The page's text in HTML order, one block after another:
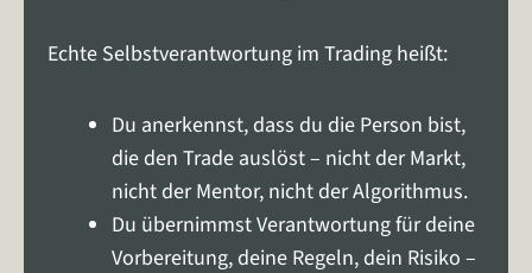
Echte Selbstverantwortung im Trading heißt:
Du anerkennst, dass du die Person bist,
die den Trade auslöst – nicht der Markt,
nicht der Mentor, nicht der Algorithmus.
Du übernimmst Verantwortung für deine
Vorbereitung, deine Regeln, dein Risiko –